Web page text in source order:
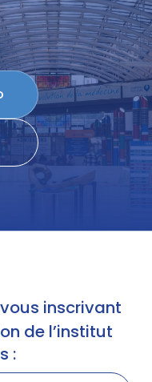
inscrivant
de l’institut
: